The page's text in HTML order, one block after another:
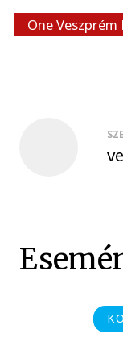
One Veszprém